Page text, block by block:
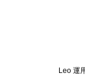
Leo 運